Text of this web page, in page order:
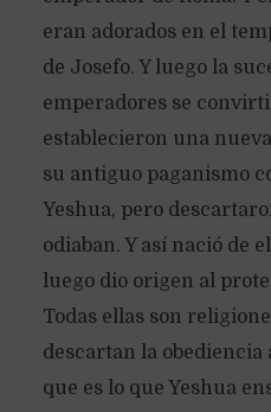
eran adorados en el
de Josefo. Y luego la
emperadores se
establecieron una
su antiguo paganismo
Yeshua, pero
odiaban. Y así nació de
luego dio origen al
Todas ellas son
descartan la obediencia
que es lo que Yeshua